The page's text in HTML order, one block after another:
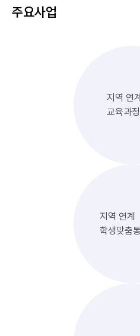
주요사업
지역 연계
교육과
지역 연계
학생맞춤